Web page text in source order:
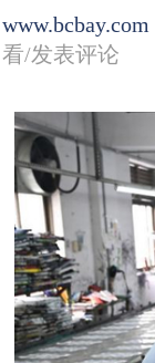
www.bcbay.com
看/发表评论